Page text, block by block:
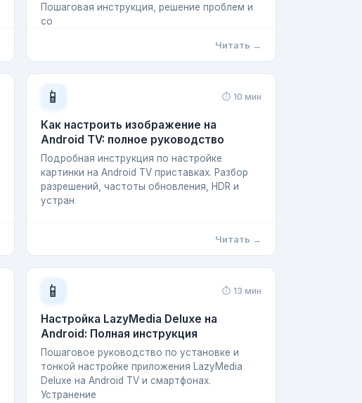
Пошаговая инструкция, решение проблем и
со
Читать →
📱 ⏱ 10 мин
Как настроить изображение на
Android TV: полное руководство
Подробная инструкция по настройке
картинки на Android TV приставках. Разбор
разрешений, частоты обновления, HDR и
устран
Читать →
📱 ⏱ 13 мин
Настройка LazyMedia Deluxe на
Android: Полная инструкция
Пошаговое руководство по установке и
тонкой настройке приложения LazyMedia
Deluxe на Android TV и смартфонах.
Устранение